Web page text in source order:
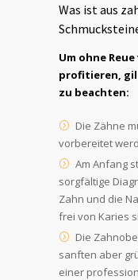
Was ist aus
Um ohne
profitieren,
zu beachten:
Die Zähne
vorbereitet
Am Anfang
sorgfältige
Zahn und die
frei von Karies
Die
sanften aber
einer